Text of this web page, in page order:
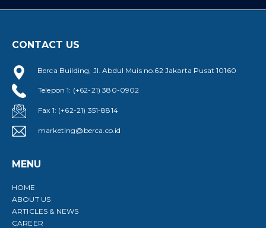
CONTACT US
Berca Building, Jl. Abdul Muis no.62 Jakarta Pusat 10160
Telepon 1: (+62-21) 380-0902
Fax 1: (+62-21) 351-8814
marketing@berca.co.id
MENU
HOME
ABOUT US
ARTICLES & NEWS
CAREER